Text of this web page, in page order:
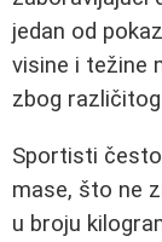
jedan od
visine i težine
zbog
Sportisti
mase, što ne
u broju